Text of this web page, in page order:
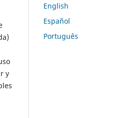
y
English
Español
Português